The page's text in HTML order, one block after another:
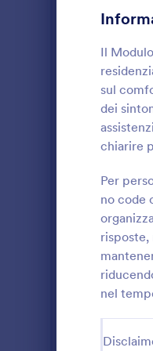
Il
sul
dei
chiarire
Per
no code
risposte,
nel
Moduli di Gioco
Moduli
Mental
Sondaggi